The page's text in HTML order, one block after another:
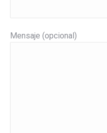
Mensaje (opcional)